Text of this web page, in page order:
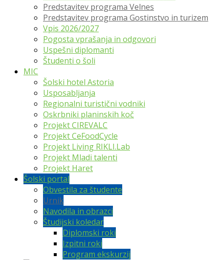
Predstavitev programa Velnes
Predstavitev programa Gostinstvo in turizem
Vpis 2026/2027
Pogosta vprašanja in odgovori
Uspešni diplomanti
Študenti o šoli
MIC
Šolski hotel Astoria
Usposabljanja
Regionalni turistični vodniki
Oskrbniki planinskih koč
Projekt CIREVALC
Projekt CeFoodCycle
Projekt Living RIKLI.Lab
Projekt Mladi talenti
Projekt Haret
Šolski portal
Obvestila za študente
Urnik
Navodila in obrazci
Študijski koledar
Diplomski roki
Izpitni roki
Program ekskurzij